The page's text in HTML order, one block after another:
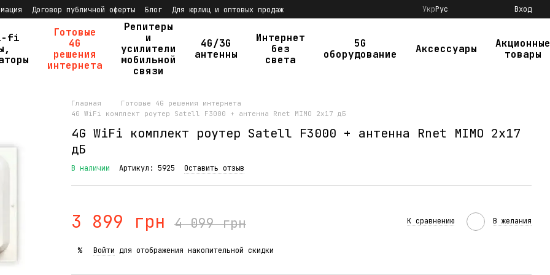
Договор публичной оферты Блог
Для юрлиц и оптовых продаж
УкрРус Вход
fi
Готовые
4G
решения
интернета
Репитеры
и
усилители
мобильной
связи
4G/3G
антенны
Интернет
без
света
5G
оборудование
Аксессуары
Акционные
товары
Главная
Готовые 4G решения интернета
4G WiFi комплект роутер Satell F3000 + антенна Rnet MIMO 2x17 дБ
4G WiFi комплект роутер Satell F3000 + антенна Rnet MIMO 2x17
дБ
В наличии Артикул: 5925 Оставить отзыв
3 899 грн 4 099 грн К сравнению В желания
% Войти для отображения накопительной скидки